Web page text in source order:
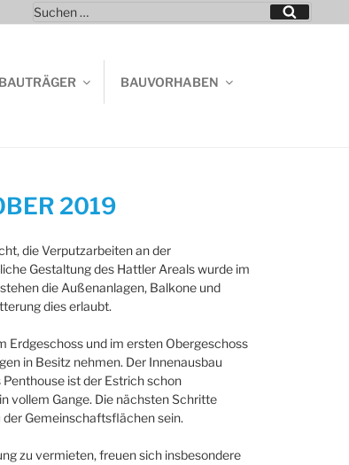
Suchen
nach:
Suchen
BAUTRÄGER BAUVORHABEN
2019
die Verputzarbeiten an der
Gestaltung des Hattler Areals wurde im
die Außenanlagen, Balkone und
dies erlaubt.
Erdgeschoss und im ersten Obergeschoss
in Besitz nehmen. Der Innenausbau
ist der Estrich schon
vollem Gange. Die nächsten Schritte
Gemeinschaftsflächen sein.
zu vermieten, freuen sich insbesondere